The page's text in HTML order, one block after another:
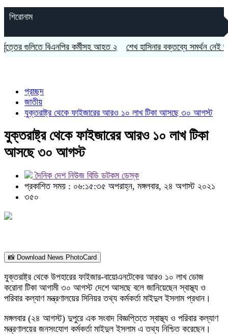
শিরোনাম
বিএনপির কর্মীসহ আহত ২ শেখ হাসিনার বক্তব্যে সমর্থন নেই ভারতের:
প্রচ্ছদ
জাতীয়
যুক্তরাষ্ট্র থেকে ফাইজারের আরও ১০ লাখ টিকা আসছে ৩০ আগস্ট
যুক্তরাষ্ট্র থেকে ফাইজারের আরও ১০ লাখ টিকা
আসছে ৩০ আগস্ট
দৈনিক দেশ নিউজ বিডি ডটকম ডেস্ক
প্রকাশিত সময় : ০৬:১৫:৩৫ অপরাহ্ন, মঙ্গলবার, ২৪ অগাস্ট ২০২১
৩৫০
📸 Download News PhotoCard
যুক্তরাষ্ট্র থেকে উপহারের ফাইজার-বায়োএনটেকের আরও ১০ লাখ ডোজ
করোনা টিকা আগামী ৩০ আগস্ট দেশে আসছে বলে জানিয়েছেন স্বাস্থ্য ও
পরিবার কল্যাণ মন্ত্রণালয়ের সিনিয়র তথ্য কর্মকর্তা মাইদুল ইসলাম প্রধান।
মঙ্গলবার (২৪ আগস্ট) দুপুরে এক সংবাদ বিজ্ঞপ্তিতে স্বাস্থ্য ও পরিবার কল্যাণ
মন্ত্রণালয়ের জনসংযোগ কর্মকর্তা মাইদুল ইসলাম এ তথ্য নিশ্চিত করেছেন।